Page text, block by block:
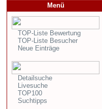
Menü
TOP-Liste Bewertung
TOP-Liste Besucher
Neue Einträge
Detailsuche
Livesuche
TOP100
Suchtipps